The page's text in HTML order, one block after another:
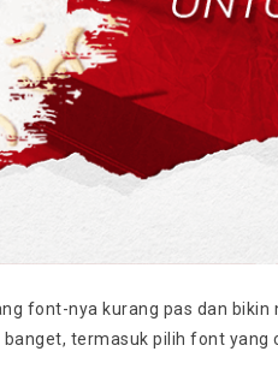
font-nya kurang pas dan bikin
termasuk pilih font yang